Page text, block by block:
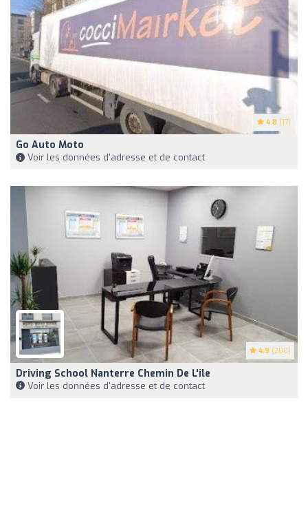
4.8 (17)
Go Auto Moto
Voir les données d'adresse et de contact
4.9 (200)
Driving School Nanterre Chemin De L'île
Voir les données d'adresse et de contact